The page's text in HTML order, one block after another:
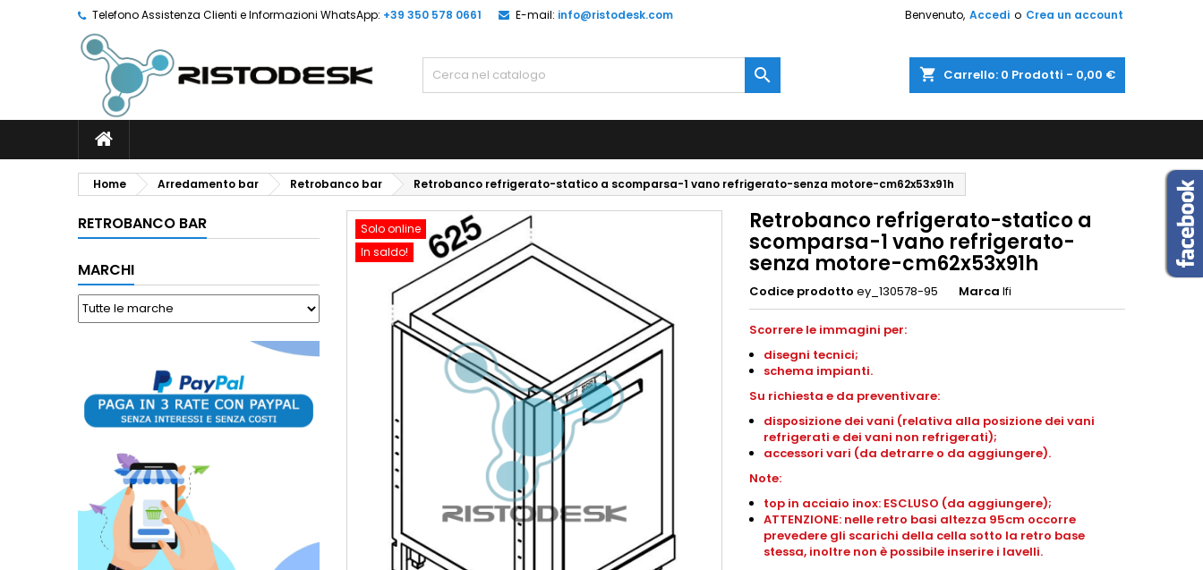
Telefono Assistenza Clienti e Informazioni WhatsApp: +39 350 578 0661 E-mail: info@ristodesk.com Benvenuto, Accedi o Crea un account
shopping_cart Carrello: 0 Prodotti - 0,00 €

Home Arredamento bar Retrobanco bar Retrobanco refrigerato-statico a scomparsa-1 vano refrigerato-senza motore-cm62x53x91h
RETROBANCO BAR
MARCHI
Solo online
In saldo!
Retrobanco refrigerato-statico a
scomparsa-1 vano refrigerato-
senza motore-cm62x53x91h
Codice prodotto ey_130578-95 Marca Ifi
Scorrere le immagini per:
disegni tecnici;
schema impianti.
Su richiesta e da preventivare:
disposizione dei vani (relativa alla posizione dei vani
refrigerati e dei vani non refrigerati);
accessori vari (da detrarre o da aggiungere).
Note:
top in acciaio inox: ESCLUSO (da aggiungere);
ATTENZIONE: nelle retro basi altezza 95cm occorre
prevedere gli scarichi della cella sotto la retro base
stessa, inoltre non è possibile inserire i lavelli.